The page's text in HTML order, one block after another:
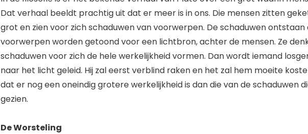
Dat verhaal beeldt prachtig uit dat er meer is in ons. Die mensen zitten
grot en zien voor zich schaduwen van voorwerpen. De schaduwen
voorwerpen worden getoond voor een lichtbron, achter de mensen. Ze
schaduwen voor zich de hele werkelijkheid vormen. Dan wordt iemand
naar het licht geleid. Hij zal eerst verblind raken en het zal hem moeite
dat er nog een oneindig grotere werkelijkheid is dan die van de schaduwen
gezien.
De Worsteling